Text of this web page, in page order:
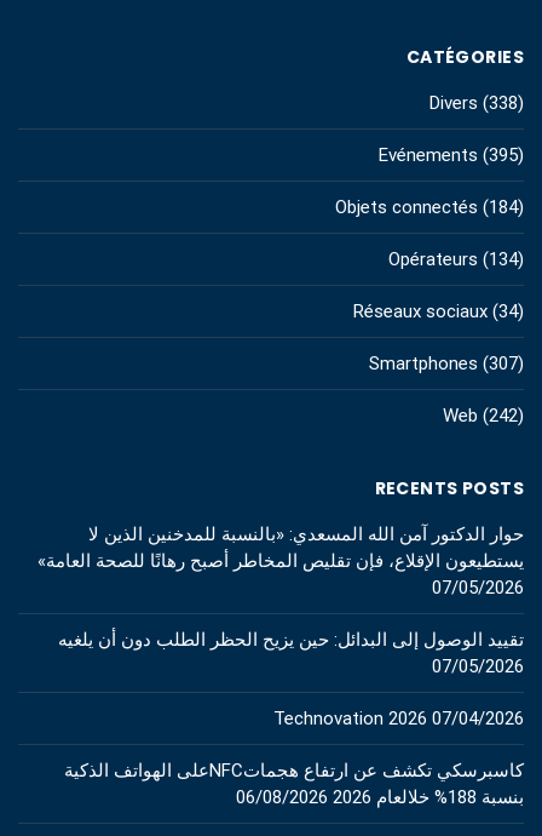
CATÉGORIES
Divers (338)
Evénements (395)
Objets connectés (184)
Opérateurs (134)
Réseaux sociaux (34)
Smartphones (307)
Web (242)
RECENTS POSTS
حوار الدكتور آمن الله المسعدي: «بالنسبة للمدخنين الذين لا
يستطيعون الإقلاع، فإن تقليص المخاطر أصبح رهانًا للصحة العامة»
07/05/2026
تقييد الوصول إلى البدائل: حين يزيح الحظر الطلب دون أن يلغيه
07/05/2026
Technovation 2026 07/04/2026
كاسبرسكي تكشف عن ارتفاع هجماتNFCعلى الهواتف الذكية
بنسبة 188% خلالعام 2026
06/08/2026